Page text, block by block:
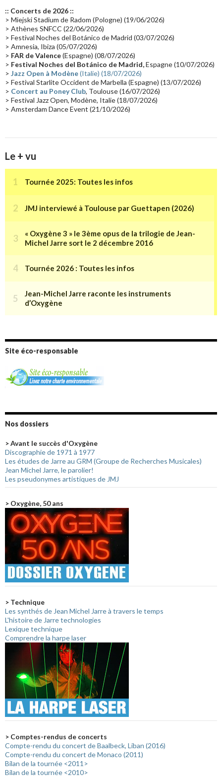
Passages radio Vidéo Jarrecast (16) Synthé 80's
Les concerts en Chine(16) Cinéma
Synthé Roland(15) Belgique(15)
(14) Astronomie (14)
Tournée 2025(14) 2024(14) Chine(13)
:: Concerts de 2026 ::
> Miejski Stadium de Radom (Pologne) (19/06/2026)
> Athènes SNFCC (22/06/2026)
> Festival Noches del Botánico de Madrid (03/07/2026)
> Amnesia, Ibiza (05/07/2026)
> FAR de Valence(Espagne) (08/07/2026)
> Festival Noches del Botánico de Madrid,Espagne (10/07/2026)
> Jazz Open à Modène(Italie) (18/07/2026)
> Festival Starlite Occident de Marbella (Espagne) (13/07/2026)
> Concert au Poney Club, Toulouse (16/07/2026)
> Festival Jazz Open, Modène, Italie (18/07/2026)
> Amsterdam Dance Event (21/10/2026)
Le + vu
Site éco-responsable
Nos dossiers
> Avant le succès d'Oxygène
Discographie de 1971 à 1977
Les études de Jarre au GRM (Groupe de Recherches Musicales)
Jean Michel Jarre, le parolier!
Les pseudonymes artistiques de JMJ
> Oxygène, 50 ans
> Technique
Les synthés de Jean Michel Jarre à travers le temps
L'histoire de Jarre technologies
Lexique technique
Comprendre la harpe laser
> Comptes-rendus de concerts
Compte-rendu du concert de Baalbeck, Liban (2016)
Compte-rendu du concert de Monaco (2011)
Bilan de la tournée <2011>
Bilan de la tournée <2010>